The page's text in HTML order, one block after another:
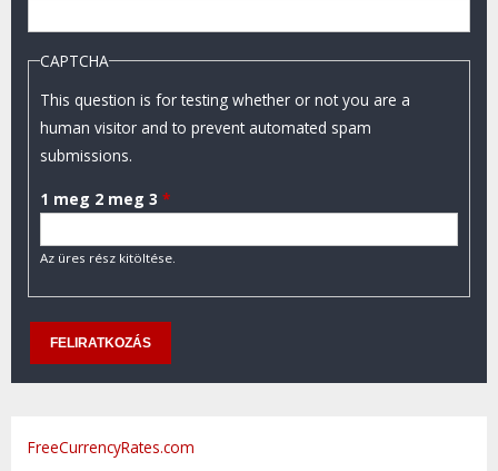
CAPTCHA
This question is for testing whether or not you are a
human visitor and to prevent automated spam
submissions.
1 meg 2 meg 3 *
Az üres rész kitöltése.
FreeCurrencyRates.com